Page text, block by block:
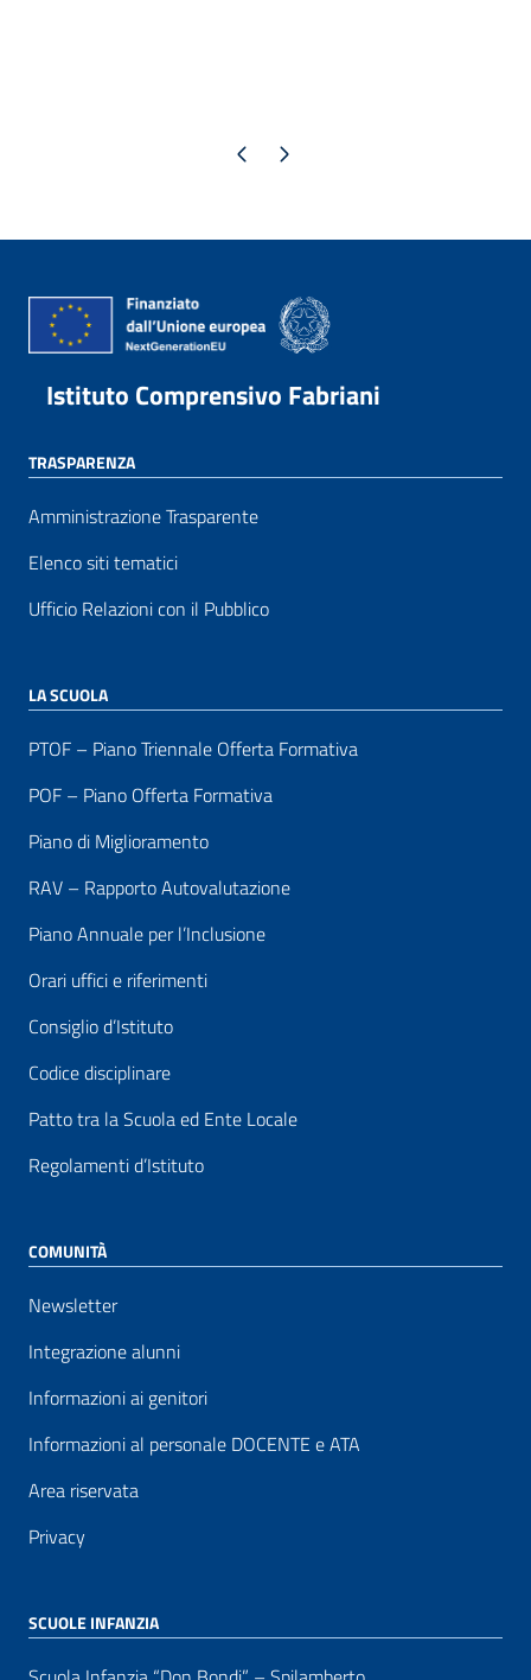
Pagina precedente
Pagina successiva
Istituto Comprensivo Fabriani
TRASPARENZA
Amministrazione Trasparente
Elenco siti tematici
Ufficio Relazioni con il Pubblico
LA SCUOLA
PTOF – Piano Triennale Offerta Formativa
POF – Piano Offerta Formativa
Piano di Miglioramento
RAV – Rapporto Autovalutazione
Piano Annuale per l’Inclusione
Orari uffici e riferimenti
Consiglio d’Istituto
Codice disciplinare
Patto tra la Scuola ed Ente Locale
Regolamenti d’Istituto
COMUNITÀ
Newsletter
Integrazione alunni
Informazioni ai genitori
Informazioni al personale DOCENTE e ATA
Area riservata
Privacy
SCUOLE INFANZIA